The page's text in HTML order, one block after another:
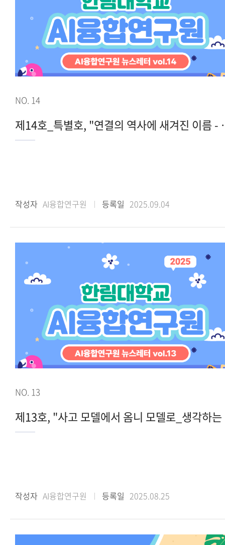
NO. 14
제14호_특별
작성자 AI융합연구원 등록일 2025.09.04
NO. 13
작성자 AI융합연구원 등록일 2025.08.25